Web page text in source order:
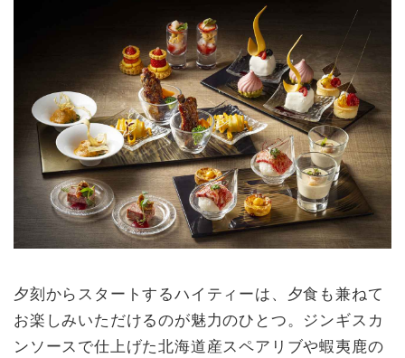
スイーツと和牛やカニを使用した豪
華なセイボリーをラインアップ。さ
らに、ワゴンサービスでお届けする
スコーンやサンドイッチはお好きな
だけお召し上がりいただけます。1
月21日(日)より、アフタヌーンティ
ースタンドもリニューアル。ホテル
の外観をモチーフに、ボタニカルや
花、蝶といった美しいデザインが施
されたエ...
夕刻からスタートするハイティーは、夕食も兼ねて
お楽しみいただけるのが魅力のひとつ。ジンギスカ
ンソースで仕上げた北海道産スペアリブや蝦夷鹿の